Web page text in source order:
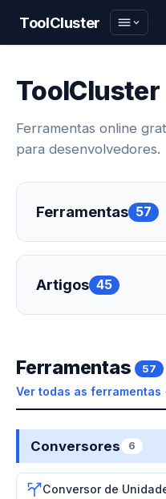
ToolCluster
ToolCluster
Ferramentas online
para desenvolvedores.
Ferramentas 57
Artigos 45
Ferramentas 57
Ver todas as ferramentas
Conversores 6
Conversor de